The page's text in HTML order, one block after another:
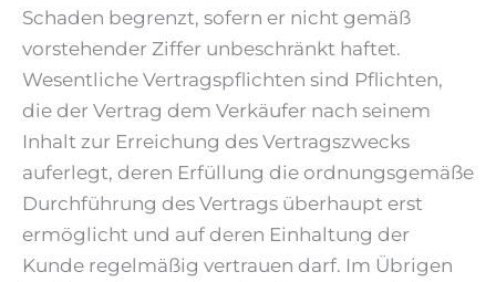
Schaden begrenzt, sofern er nicht gemäß
vorstehender Ziffer unbeschränkt haftet.
Wesentliche Vertragspflichten sind Pflichten,
die der Vertrag dem Verkäufer nach seinem
Inhalt zur Erreichung des Vertragszwecks
auferlegt, deren Erfüllung die ordnungsgemäße
Durchführung des Vertrags überhaupt erst
ermöglicht und auf deren Einhaltung der
Kunde regelmäßig vertrauen darf. Im Übrigen